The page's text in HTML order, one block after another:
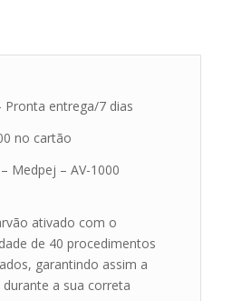
Pronta entrega/7 dias
no cartão
Medpej – AV-1000
ativado com o
de 40 procedimentos
garantindo assim a
a sua correta